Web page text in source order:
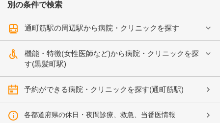
別の条件で検索
通町筋駅の周辺駅から病院・クリニックを探す
機能・特徴(女性医師など)から病院・クリニックを探
す(黒髪町駅)
予約ができる病院・クリニックを探す(通町筋駅)
各都道府県の休日・夜間診療、救急、当番医情報